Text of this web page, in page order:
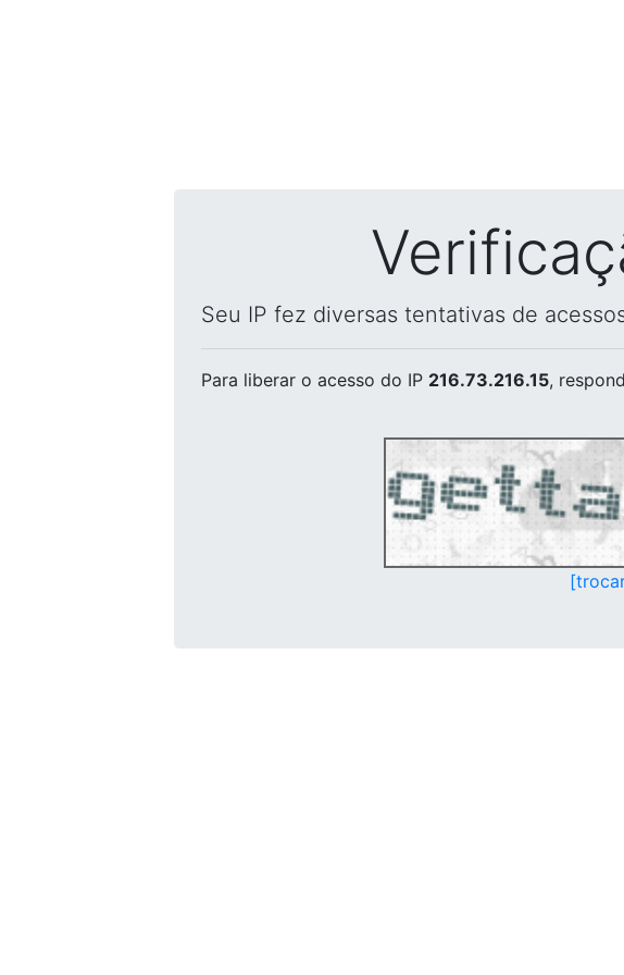
Seu IP fez diversas tentativas de
Para liberar o acesso do IP 216.73.216.15,